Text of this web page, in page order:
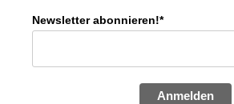
Newsletter abonnieren!*
Anmelden